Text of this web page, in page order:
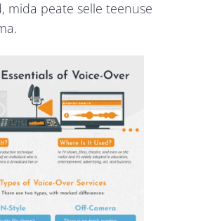
mida peate selle teenuse